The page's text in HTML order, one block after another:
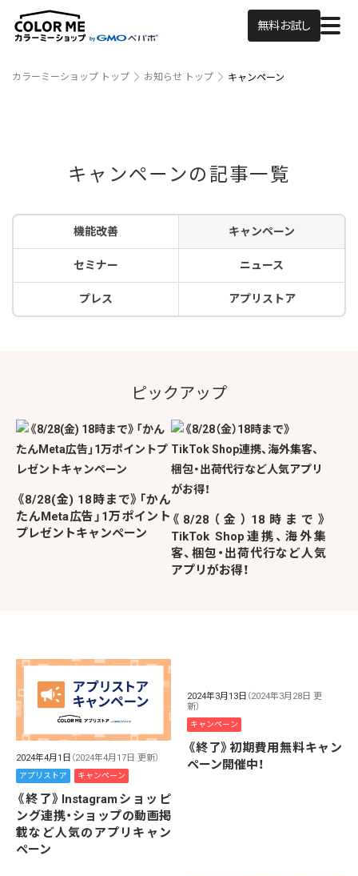
無料お試し
カラーミーショップ トップ お知らせ トップ キャンペーン
キャンペーンの記事一覧
機能改善 キャンペーン
セミナー ニュース
プレス アプリストア
ピックアップ
《8/28(金) 18時まで》「かん
たんMeta広告」1万ポイント
プレゼントキャンペーン
《8/28（金）18時まで》
TikTok Shop連携、海外集
客、梱包・出荷代行など人気
アプリがお得！
2024年4月1日 （2024年4月17日 更新）
アプリストア キャンペーン
《終了》Instagramショッピ
ング連携・ショップの動画掲
載など人気のアプリキャン
ペーン
2024年3月13日 （2024年3月28日 更
新）
キャンペーン
《終了》初期費用無料キャン
ペーン開催中！